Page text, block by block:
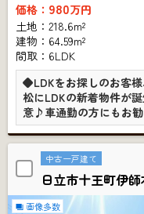
価格： 980万円
土地：218.6m²
建物：64.59m²
間取：6LDK
◆LDKをお探しのお客
松にLDKの新着物件が
意♪車通勤の方にもお勧
中古一戸建て
日立市十王町伊
画像多数